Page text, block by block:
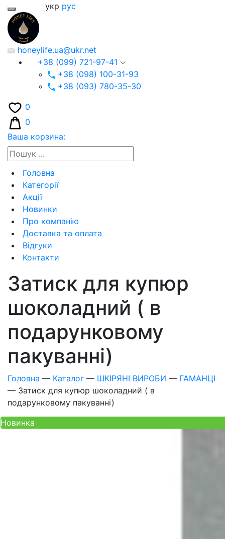
укр рус
honeylife.ua@ukr.net
+38 (099) 721-97-41
+38 (098) 100-31-93
+38 (093) 780-35-30
0
0
Ваша корзина:
Головна
Категорії
Акції
Новинки
Про компанію
Доставка та оплата
Відгуки
Контакти
Затиск для купюр
шоколадний ( в
подарунковому
пакуванні)
Головна — Каталог — ШКІРЯНІ ВИРОБИ — ГАМАНЦІ
— Затиск для купюр шоколадний ( в
подарунковому пакуванні)
Новинка